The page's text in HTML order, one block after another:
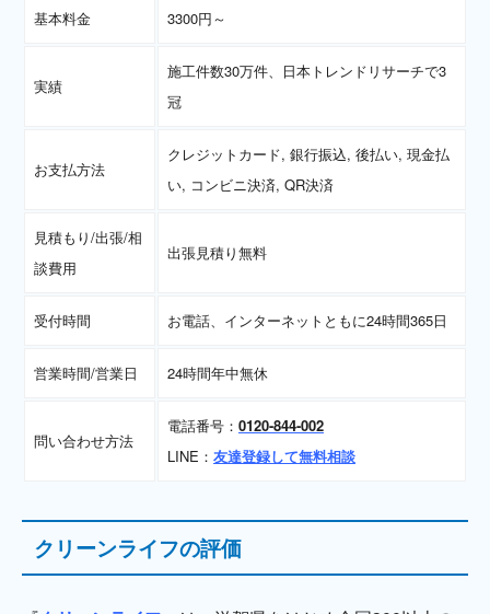
基本料金 3300円～
実績
施工件数30万件、日本トレンドリサーチで3
冠
お支払方法
クレジットカード, 銀行振込, 後払い, 現金払
い, コンビニ決済, QR決済
見積もり/出張/相
談費用
出張見積り無料
受付時間 お電話、インターネットともに24時間365日
営業時間/営業日 24時間年中無休
問い合わせ方法
電話番号： 0120-844-002
LINE： 友達登録して無料相談
クリーンライフの評価